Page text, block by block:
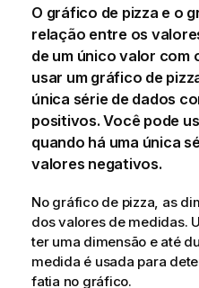
O gráfico de pizza e o
relação entre os
de um único valor com
usar um gráfico de
única série de dados
positivos. Você pode
quando há uma única
valores negativos.
No gráfico de pizza, as
dos valores de medidas.
ter uma dimensão e até
medida é usada para
fatia no gráfico.